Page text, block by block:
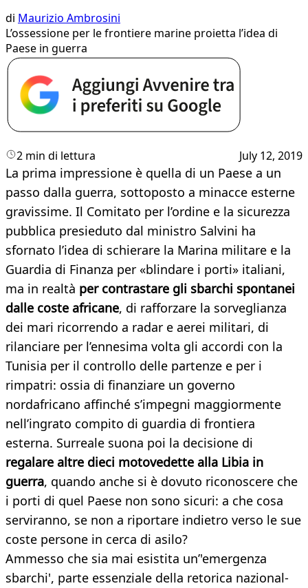
di Maurizio Ambrosini
L’ossessione per le frontiere marine proietta l’idea di
Paese in guerra
2 min di lettura July 12, 2019
La prima impressione è quella di un Paese a un
passo dalla guerra, sottoposto a minacce esterne
gravissime. Il Comitato per l’ordine e la sicurezza
pubblica presieduto dal ministro Salvini ha
sfornato l’idea di schierare la Marina militare e la
Guardia di Finanza per «blindare i porti» italiani,
ma in realtà per contrastare gli sbarchi spontanei
dalle coste africane, di rafforzare la sorveglianza
dei mari ricorrendo a radar e aerei militari, di
rilanciare per l’ennesima volta gli accordi con la
Tunisia per il controllo delle partenze e per i
rimpatri: ossia di finanziare un governo
nordafricano affinché s’impegni maggiormente
nell’ingrato compito di guardia di frontiera
esterna. Surreale suona poi la decisione di
regalare altre dieci motovedette alla Libia in
guerra, quando anche si è dovuto riconoscere che
i porti di quel Paese non sono sicuri: a che cosa
serviranno, se non a riportare indietro verso le sue
coste persone in cerca di asilo?
Ammesso che sia mai esistita un’'emergenza
sbarchi', parte essenziale della retorica nazional-